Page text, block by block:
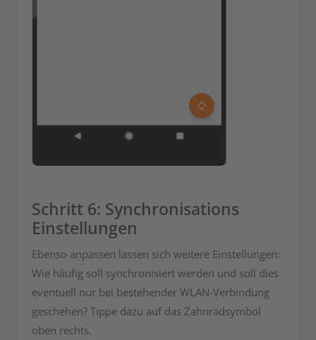
Schritt 6: Synchronisations
Einstellungen
Ebenso anpassen lassen sich weitere Einstellungen:
Wie häufig soll synchronisiert werden und soll dies
eventuell nur bei bestehender WLAN-Verbindung
geschehen? Tippe dazu auf das Zahnradsymbol
oben rechts.